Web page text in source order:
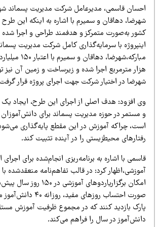
رعاملشرکت مدی یتپسماند شهرستان‌هایمبارکه،
رمبا اشاره به ای نکهاینطرح برای نخستینبار در
و هدفمند طراحیو اجرا شده است، اظهار کرد:
یکامل شرکت مدیریتپسماند شهرستان‌های
و سمیرمبا اعتبار۱۵۰م لیاردری ال به مساحت۴
شده و زیرساختو زم ینآن ن یزتوسط شهرداری
جهت اجرایپروژه قرار گرفت .
از اجرایا نطرح، ایجاد یکمرکز آموزشیدائم ی
یتپسماند برایدانش‌آموزان مقطع دبستان
در اینمقطع پایه‌گذار یمی‌شودو م ی‌تواند
را در آیندهتثبیتکند
یزیانجام‌شده برایاجرایاردوهای
در قالب تفاهم‌نامه منعقدشده با آموزش و پرورش،
آموزشیدر۱۵۰روز سال پیش‌ب ینیشده و در
یمفید، روزانه۴۰دانش‌آموز م ی‌تواننداز این
در مجموع ظرفیتآموزش مستقی محدود۸هزار
فراهم می‌کند.